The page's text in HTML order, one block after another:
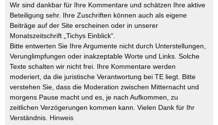
Wir sind dankbar für Ihre Kommentare und schätzen Ihre aktive
Beteiligung sehr. Ihre Zuschriften können auch als eigene
Beiträge auf der Site erscheinen oder in unserer
Monatszeitschrift „Tichys Einblick“.
Bitte entwerten Sie Ihre Argumente nicht durch Unterstellungen,
Verunglimpfungen oder inakzeptable Worte und Links. Solche
Texte schalten wir nicht frei. Ihre Kommentare werden
moderiert, da die juristische Verantwortung bei TE liegt. Bitte
verstehen Sie, dass die Moderation zwischen Mitternacht und
morgens Pause macht und es, je nach Aufkommen, zu
zeitlichen Verzögerungen kommen kann. Vielen Dank für Ihr
Verständnis. Hinweis